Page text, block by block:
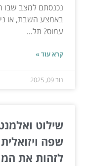
נכנסתם למצב שבו
באמצע השבת, או
עמוס? תל...
קרא עוד »
נוב 09, 2025
שילוט
שפה
לזהות את